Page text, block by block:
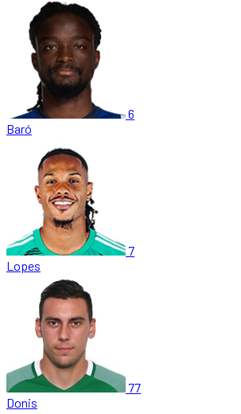
6
Baró
7
Lopes
77
Donis